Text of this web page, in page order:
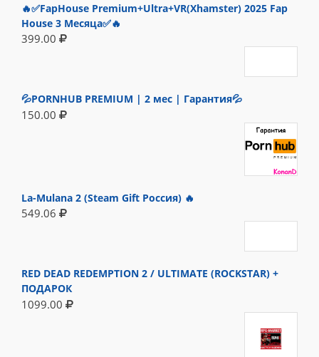
🔥✅FapHouse Premium+Ultra+VR(Xhamster) 2025 Fap
House 3 Месяца✅🔥
399.00
💦PORNHUB PREMIUM | 2 мес | Гарантия💦
150.00
La-Mulana 2 (Steam Gift Россия) 🔥
549.06
RED DEAD REDEMPTION 2 / ULTIMATE (ROCKSTAR) +
ПОДАРОК
1099.00